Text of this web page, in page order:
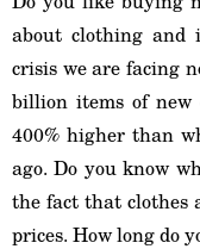
about clothing and
crisis we are facing
billion items of new
400% higher than
ago. Do you know
the fact that clothes
prices. How long do